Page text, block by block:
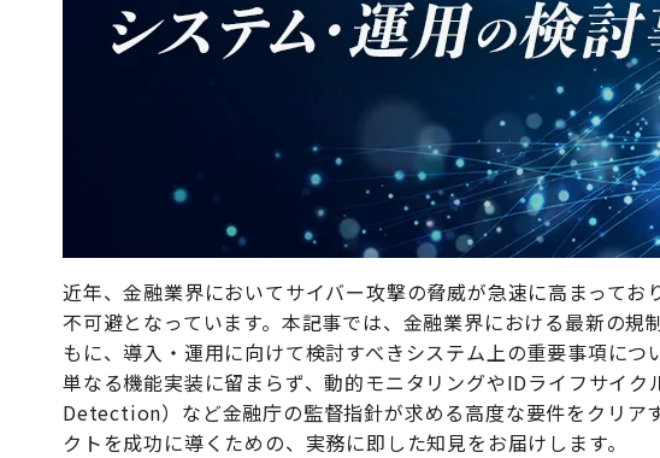
近年、金融業界においてサイバー攻撃の脅威が急速に高まって
不可避となっています。本記事では、金融業界における最新の
もに、導入・運用に向けて検討すべきシステム上の重要事項につ
単なる機能実装に留まらず、動的モニタリングやIDライフサイ
Detection）など金融庁の監督指針が求める高度な要件をクリア
クトを成功に導くための、実務に即した知見をお届けします。